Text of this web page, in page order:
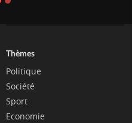
Thèmes
Politique
Société
Sport
Economie